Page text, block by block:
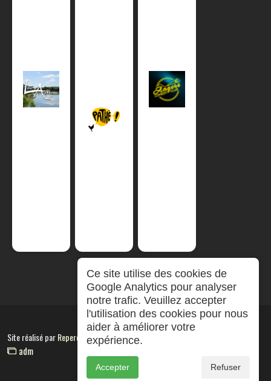
Site réalisé parRepereCom
adm
Ce site utilise des cookies de
Google Analytics pour analyser
notre trafic. Veuillez accepter
l'utilisation des cookies pour nous
aider à améliorer votre
expérience.
Accepter Refuser